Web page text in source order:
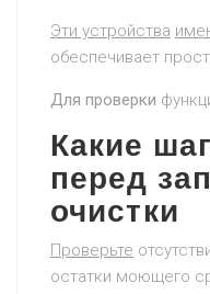
Эти устройства
обеспечивает
Для проверки
Какие
перед
очистки
Проверьте
остатки моющего